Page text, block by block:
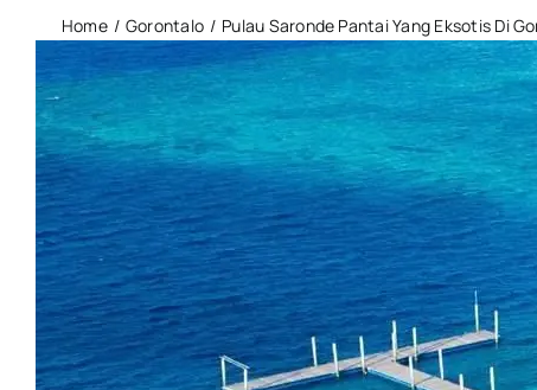
Home Gorontalo Pulau Saronde Pantai Yang Eksotis Di